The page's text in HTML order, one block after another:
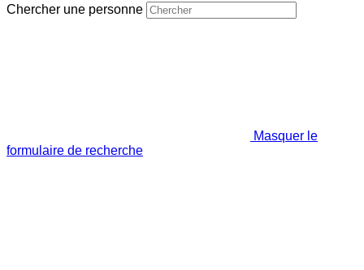
Chercher une personne
Masquer le
formulaire de recherche